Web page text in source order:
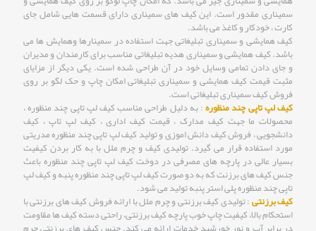
سمیناری مقدور است. این کیف های سمیناری دارای قسمت هایی شامل جای
کارت ، خودکار و کاغذ می باشد.
کیف همایشی و سمیناری تبلیغاتی جهت استفاده در سمینارها وهمایش ها می
باشد. کیف همایشی و سمیناری هدیه تبلیغاتی مناسب برای کارمندان و مدیران
و جای دادن تمامی وسایل خود در آن طراحی شده است. یکی دیگر از مزایای
مثبت قیمت کیف همایشی و سمیناری تبلیغاتی امکان چاپ و حک لگو بر روی
فروش کیف سمیناری تبلیغاتی است.
کیف لپ تاپی چند منظوره: به دلیل طراحی مناسب کیف لپ تاپی چند منظوره ،
محصولات ما جهت کیف مدارک ، قیمت کیف اداری ، کیف لپ تاپ ، کیف
دانشجویی ، فروش کیف دانش اموزی و تولید کیف لپ تاپی چند منظوره مدریتی
مورد استفاده قرار می گیرد. تولیدی کیف و چرم ملل با به کار بردن کیفیت
بسیار عالی در پارچه های مصرفی در دوخت کیف لپ تاپی چند منظوره باعث
جنس کیف های برزنت که به دو صورت کیف لپ تاپی چند منظوره پنبه و کیف لپ
تاپی چند منظوره پلی استر پنبه تولید می شود.
کیف برزنتی: تولیدی کیف برزنتی و چرم ملل با ارائه فروش کیف های برزنتی با
استحکام بالا، کیفیت چاپ خوب پارچه کیف برزنتی، راحتی دسته کیف ها مقاومت